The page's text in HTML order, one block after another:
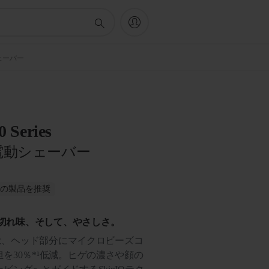
ーバー
Series
シェーバー
製品を推奨
味、そして、やさしさ。
ヘッド部分にマイクロビーズコ
30％*¹低減。ヒゲの濃さや顔の